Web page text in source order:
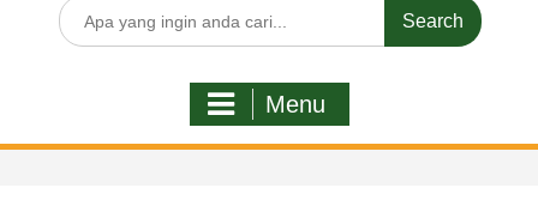
Search
for:
Menu